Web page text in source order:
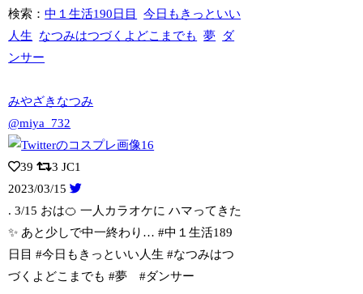
検索：中１生活190日目
今日もきっといい
人生
なつみはつづくよどこまでも 夢
ダ
ンサー
みやざきなつみ
@miya_732
39 3 JC1
2023/03/15
. 3/15 おは🍊 一人カラオケに ハマってきた
✨ あと少しで中一終わり… #中１生活189
日目 #今日もきっといい人生 #なつみはつ
づくよどこまでも #夢 #ダンサー